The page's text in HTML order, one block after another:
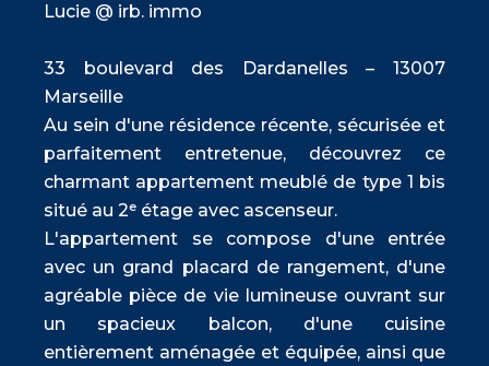
Lucie @ irb. immo
33 boulevard des Dardanelles – 13007
Marseille
Au sein d'une résidence récente, sécurisée et
parfaitement entretenue, découvrez ce
charmant appartement meublé de type 1 bis
situé au 2ᵉ étage avec ascenseur.
L'appartement se compose d'une entrée
avec un grand placard de rangement, d'une
agréable pièce de vie lumineuse ouvrant sur
un spacieux balcon, d'une cuisine
entièrement aménagée et équipée, ainsi que